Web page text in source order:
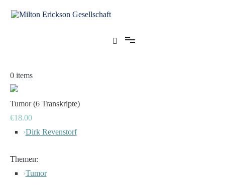
Inhalt
0 items
Tumor (6 Transkripte)
€18.00
›Dirk Revenstorf
Themen:
›Tumor